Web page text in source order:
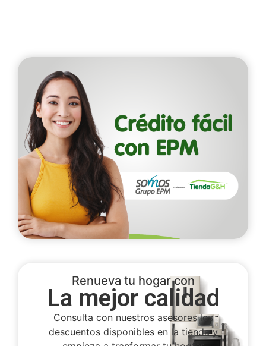
Renueva tu hogar con
La mejor calidad
Consulta con nuestros asesores los
descuentos disponibles en la tienda y